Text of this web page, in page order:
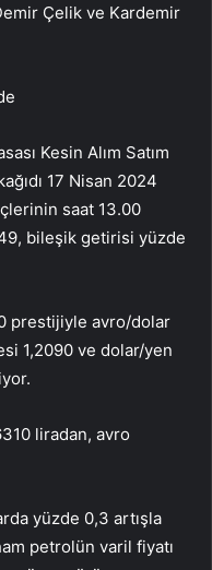
Çelik ve Kardemir
Kesin Alım Satım
17 Nisan 2024
saat 13.00
bileşik getirisi yüzde
prestijiyle avro/dolar
1,2090 ve dolar/yen
liradan, avro
yüzde 0,3 artışla
petrolün varil fiyatı